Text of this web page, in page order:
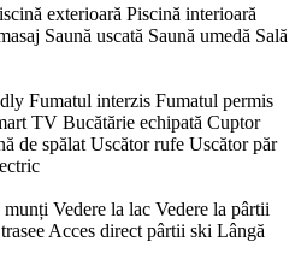
exterioară Piscină interioară
Saună uscată Saună umedă Sală
Fumatul interzis Fumatul permis
TV Bucătărie echipată Cuptor
de spălat Uscător rufe Uscător păr
munți Vedere la lac Vedere la pârtii
Acces direct pârtii ski Lângă